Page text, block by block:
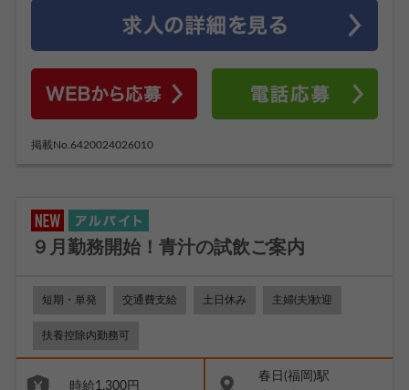
掲載No.6420024026010
９月勤務開始！青汁の試飲ご案内
短期・単発 交通費支給 土日休み 主婦(夫)歓迎
扶養控除内勤務可
時給1,300円
春日(福岡)駅